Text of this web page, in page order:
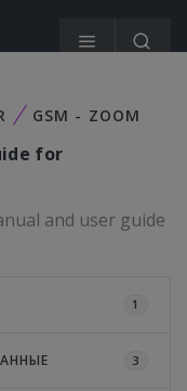
GSM - ZOOM
for
and user guide
1
3